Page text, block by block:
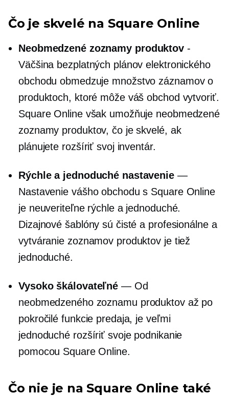
Čo je skvelé na Square Online
Neobmedzené zoznamy produktov -
Väčšina bezplatných plánov elektronického
obchodu obmedzuje množstvo záznamov o
produktoch, ktoré môže váš obchod vytvoriť.
Square Online však umožňuje neobmedzené
zoznamy produktov, čo je skvelé, ak
plánujete rozšíriť svoj inventár.
Rýchle a jednoduché nastavenie —
Nastavenie vášho obchodu s Square Online
je neuveriteľne rýchle a jednoduché.
Dizajnové šablóny sú čisté a profesionálne a
vytváranie zoznamov produktov je tiež
jednoduché.
Vysoko škálovateľné — Od
neobmedzeného zoznamu produktov až po
pokročilé funkcie predaja, je veľmi
jednoduché rozšíriť svoje podnikanie
pomocou Square Online.
Čo nie je na Square Online také